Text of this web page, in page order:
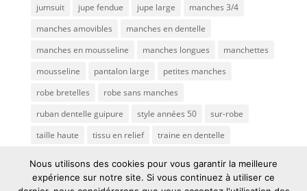
jumsuit
jupe fendue jupe large
manches 3/4
manches amovibles
manches en dentelle
manches en mousseline
manches longues
manchettes
mousseline
pantalon large
petites manches
robe bretelles
robe sans manches
ruban dentelle guipure
style années 50
sur-robe
taille haute
tissu en relief
traine en dentelle
Nous utilisons des cookies pour vous garantir la meilleure
expérience sur notre site. Si vous continuez à utiliser ce